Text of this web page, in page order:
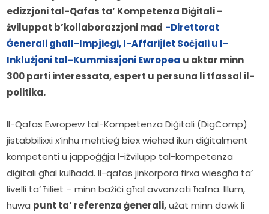
edizzjoni tal-Qafas ta’ Kompetenza Diġitali –
żviluppat b’kollaborazzjoni mad -Direttorat
Ġenerali għall-Impjiegi, l-Affarijiet Soċjali u l-
Inklużjoni tal-Kummissjoni Ewropea u aktar minn
300 parti interessata, espert u persuna li tfassal il-
politika.
Il-Qafas Ewropew tal-Kompetenza Diġitali (DigComp)
jistabbilixxi x’inhu meħtieġ biex wieħed ikun diġitalment
kompetenti u jappoġġja l-iżvilupp tal-kompetenza
diġitali għal kulħadd. Il-qafas jinkorpora firxa wiesgħa ta’
livelli ta’ ħiliet – minn bażiċi għal avvanzati ħafna. Illum,
huwa punt ta’ referenza ġenerali, użat minn dawk li